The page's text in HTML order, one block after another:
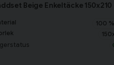
Beige Enkeltäcke
100